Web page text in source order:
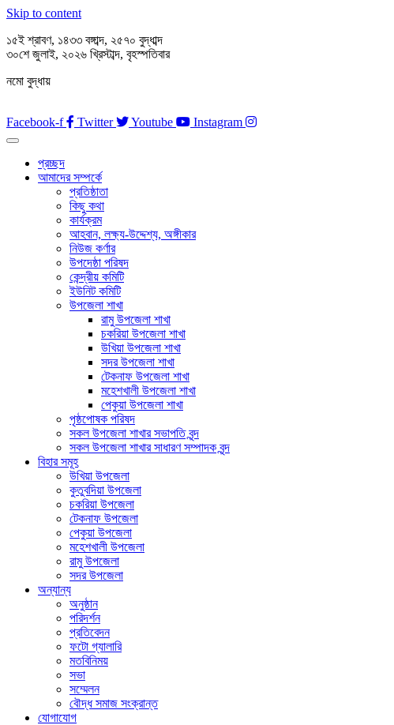
Skip to content
১৫ই শ্রাবণ, ১৪৩৩ বঙ্গাব্দ, ২৫৭০ বুদ্ধাব্দ
৩০শে জুলাই, ২০২৬ খ্রিস্টাব্দ, বৃহস্পতিবার
নমো বুদ্ধায়
Facebook-f Twitter Youtube Instagram
প্রচ্ছদ
আমাদের সম্পর্কে
প্রতিষ্ঠাতা
কিছু কথা
কার্যক্রম
আহবান, লক্ষ্য-উদ্দেশ্য, অঙ্গীকার
নিউজ কর্ণার
উপদেষ্ঠা পরিষদ
কেন্দ্রীয় কমিটি
ইউনিট কমিটি
উপজেলা শাখা
রামু উপজেলা শাখা
চকরিয়া উপজেলা শাখা
উখিয়া উপজেলা শাখা
সদর উপজেলা শাখা
টেকনাফ উপজেলা শাখা
মহেশখালী উপজেলা শাখা
পেকুয়া উপজেলা শাখা
পৃষ্ঠপোষক পরিষদ
সকল উপজেলা শাখার সভাপতি বৃন্দ
সকল উপজেলা শাখার সাধারণ সম্পাদক বৃন্দ
বিহার সমূহ
উখিয়া উপজেলা
কুতুবদিয়া উপজেলা
চকরিয়া উপজেলা
টেকনাফ উপজেলা
পেকুয়া উপজেলা
মহেশখালী উপজেলা
রামু উপজেলা
সদর উপজেলা
অন্যান্য
অনুষ্ঠান
পরিদর্শন
প্রতিবেদন
ফটো গ্যালারি
মতবিনিময়
সভা
সম্মেলন
বৌদ্ধ সমাজ সংক্রান্ত
যোগাযোগ